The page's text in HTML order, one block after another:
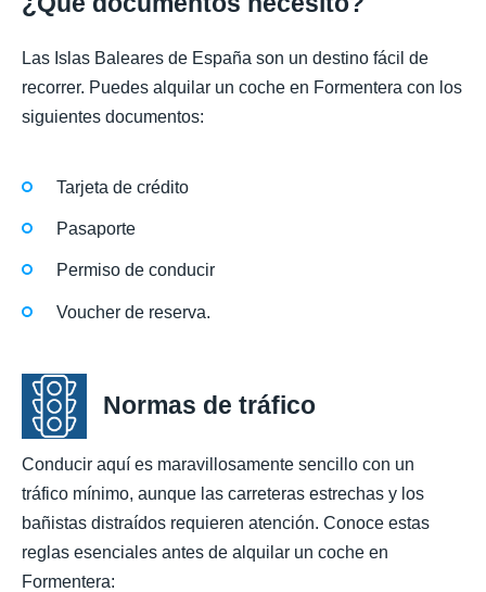
Las Islas Baleares de España son un destino fácil de
recorrer. Puedes alquilar un coche en Formentera con los
siguientes documentos:
Tarjeta de crédito
Pasaporte
Permiso de conducir
Voucher de reserva.
Normas de tráfico
Conducir aquí es maravillosamente sencillo con un
tráfico mínimo, aunque las carreteras estrechas y los
bañistas distraídos requieren atención. Conoce estas
reglas esenciales antes de alquilar un coche en
Formentera: